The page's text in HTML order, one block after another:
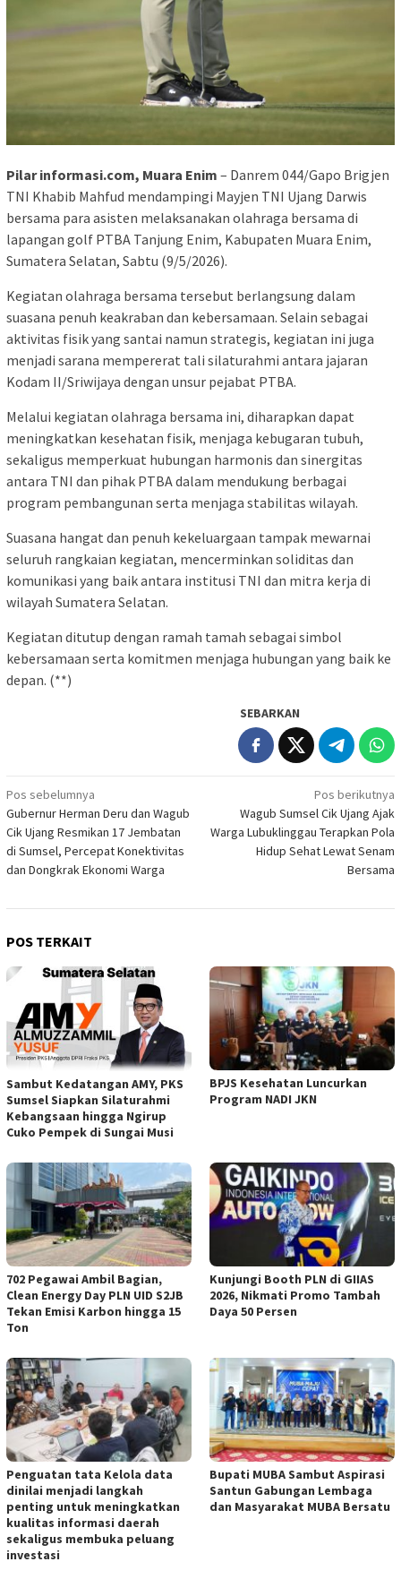
Pilar informasi.com, Muara Enim – Danrem 044/Gapo Brigjen
TNI Khabib Mahfud mendampingi Mayjen TNI Ujang Darwis
bersama para asisten melaksanakan olahraga bersama di
lapangan golf PTBA Tanjung Enim, Kabupaten Muara Enim,
Sumatera Selatan, Sabtu (9/5/2026).
Kegiatan olahraga bersama tersebut berlangsung dalam
suasana penuh keakraban dan kebersamaan. Selain sebagai
aktivitas fisik yang santai namun strategis, kegiatan ini juga
menjadi sarana mempererat tali silaturahmi antara jajaran
Kodam II/Sriwijaya dengan unsur pejabat PTBA.
Melalui kegiatan olahraga bersama ini, diharapkan dapat
meningkatkan kesehatan fisik, menjaga kebugaran tubuh,
sekaligus memperkuat hubungan harmonis dan sinergitas
antara TNI dan pihak PTBA dalam mendukung berbagai
program pembangunan serta menjaga stabilitas wilayah.
Suasana hangat dan penuh kekeluargaan tampak mewarnai
seluruh rangkaian kegiatan, mencerminkan soliditas dan
komunikasi yang baik antara institusi TNI dan mitra kerja di
wilayah Sumatera Selatan.
Kegiatan ditutup dengan ramah tamah sebagai simbol
kebersamaan serta komitmen menjaga hubungan yang baik ke
depan. (**)
SEBARKAN
Navigasi
pos
Pos sebelumnya
Gubernur Herman Deru dan Wagub
Cik Ujang Resmikan 17 Jembatan
di Sumsel, Percepat Konektivitas
dan Dongkrak Ekonomi Warga
Pos berikutnya
Wagub Sumsel Cik Ujang Ajak
Warga Lubuklinggau Terapkan Pola
Hidup Sehat Lewat Senam
Bersama
POS TERKAIT
Sambut Kedatangan AMY, PKS
Sumsel Siapkan Silaturahmi
Kebangsaan hingga Ngirup
Cuko Pempek di Sungai Musi
BPJS Kesehatan Luncurkan
Program NADI JKN
702 Pegawai Ambil Bagian,
Clean Energy Day PLN UID S2JB
Tekan Emisi Karbon hingga 15
Ton
Kunjungi Booth PLN di GIIAS
2026, Nikmati Promo Tambah
Daya 50 Persen
Penguatan tata Kelola data
dinilai menjadi langkah
penting untuk meningkatkan
kualitas informasi daerah
sekaligus membuka peluang
investasi
Bupati MUBA Sambut Aspirasi
Santun Gabungan Lembaga
dan Masyarakat MUBA Bersatu